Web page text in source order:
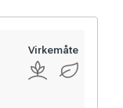
Virkemåte